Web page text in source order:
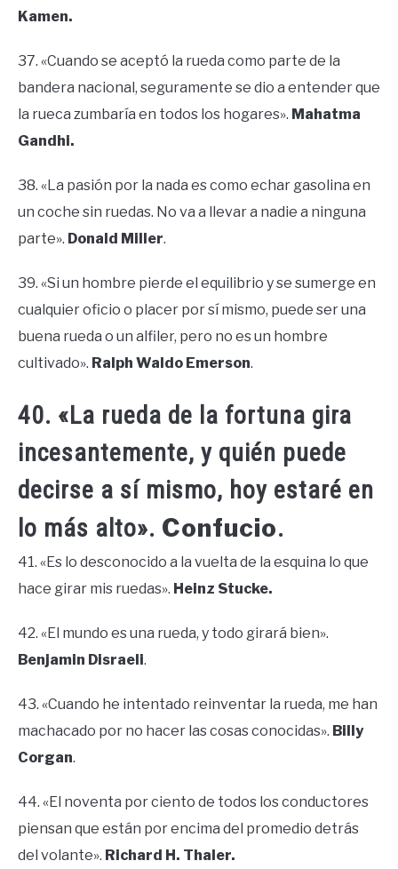
Kamen.
37. «Cuando se aceptó la rueda como parte de la
bandera nacional, seguramente se dio a entender que
la rueca zumbaría en todos los hogares». Mahatma
Gandhi.
38. «La pasión por la nada es como echar gasolina en
un coche sin ruedas. No va a llevar a nadie a ninguna
parte». Donald Miller.
39. «Si un hombre pierde el equilibrio y se sumerge en
cualquier oficio o placer por sí mismo, puede ser una
buena rueda o un alfiler, pero no es un hombre
cultivado». Ralph Waldo Emerson.
40. «La rueda de la fortuna gira
incesantemente, y quién puede
decirse a sí mismo, hoy estaré en
lo más alto». Confucio.
41. «Es lo desconocido a la vuelta de la esquina lo que
hace girar mis ruedas». Heinz Stucke.
42. «El mundo es una rueda, y todo girará bien».
Benjamin Disraeli.
43. «Cuando he intentado reinventar la rueda, me han
machacado por no hacer las cosas conocidas». Billy
Corgan.
44. «El noventa por ciento de todos los conductores
piensan que están por encima del promedio detrás
del volante». Richard H. Thaler.